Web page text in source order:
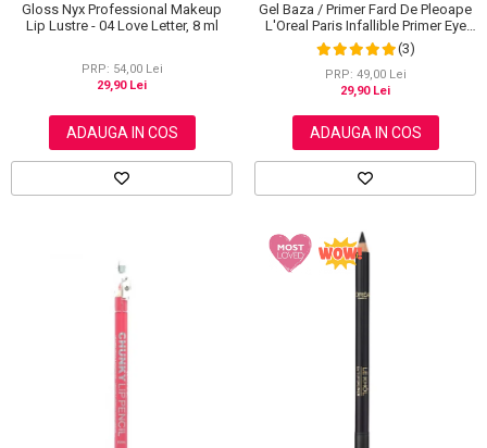
Gloss Nyx Professional Makeup
Lip Lustre - 04 Love Letter, 8 ml
PRP: 54,00 Lei
29,90 Lei
ADAUGA IN COS
Gel Baza / Primer Fard De Pleoape
L'Oreal Paris Infallible Primer Eye
Shadow Base 100, 3 ml
(3)
PRP: 49,00 Lei
29,90 Lei
ADAUGA IN COS